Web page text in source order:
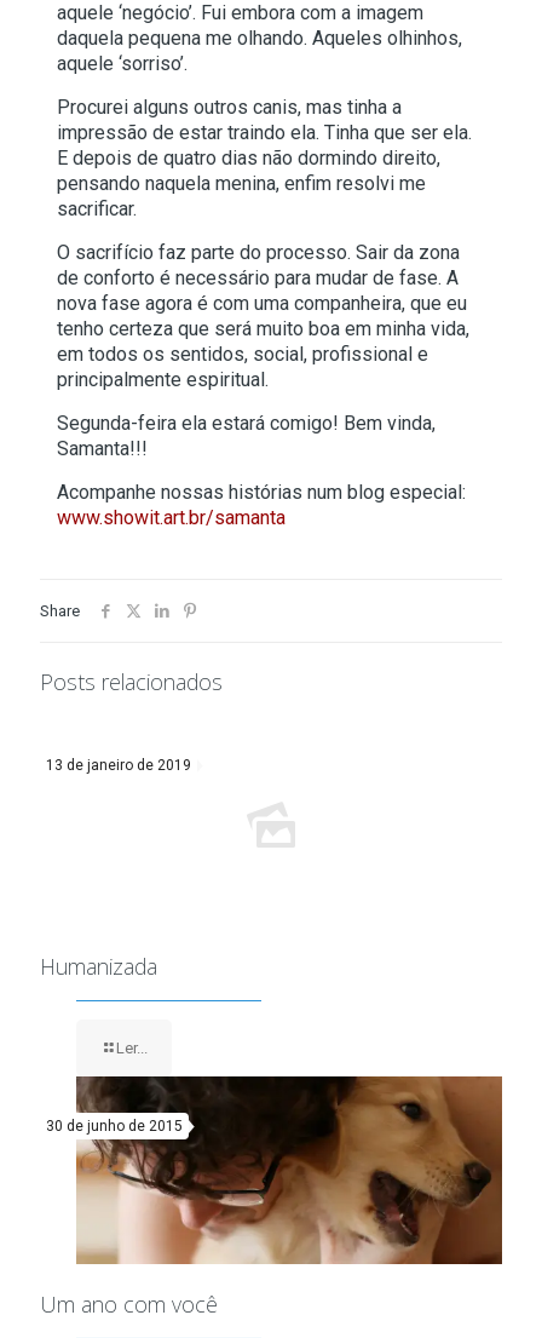
aquele ‘negócio’. Fui embora com a imagem
daquela pequena me olhando. Aqueles olhinhos,
aquele ‘sorriso’.
Procurei alguns outros canis, mas tinha a
impressão de estar traindo ela. Tinha que ser ela.
E depois de quatro dias não dormindo direito,
pensando naquela menina, enfim resolvi me
sacrificar.
O sacrifício faz parte do processo. Sair da zona
de conforto é necessário para mudar de fase. A
nova fase agora é com uma companheira, que eu
tenho certeza que será muito boa em minha vida,
em todos os sentidos, social, profissional e
principalmente espiritual.
Segunda-feira ela estará comigo! Bem vinda,
Samanta!!!
Acompanhe nossas histórias num blog especial:
www.showit.art.br/samanta
Share
Posts relacionados
13 de janeiro de 2019
Humanizada
Ler...
30 de junho de 2015
Um ano com você